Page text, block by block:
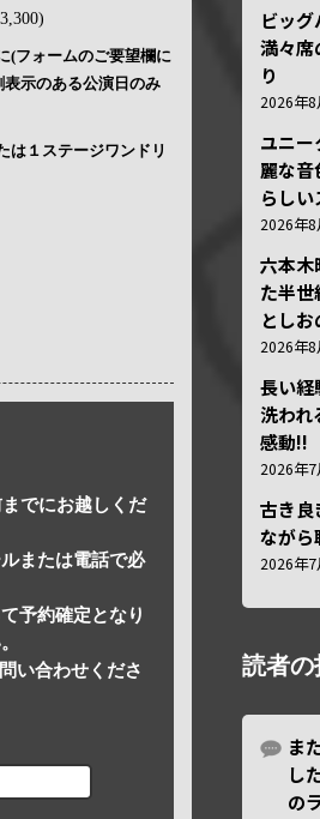
(フォームのご要望欄に
示のある公演日のみ
は１ステージワンドリ
でにお越しくだ
または電話で必
予約確定となり
い合わせくださ
ビッ
満々席
り
2026年8
ユニ
麗な
らし
2026年8
六本木
た半世
とし
2026年8
長い経
洗われ
感動!!
2026年7
古き良
ながら
2026年7
読者の
ま
し
の